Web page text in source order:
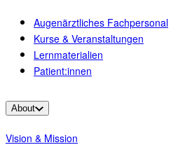
Augenärztliches Fachpersonal
Kurse & Veranstaltungen
Lernmaterialien
Patient:innen
About
Vision & Mission